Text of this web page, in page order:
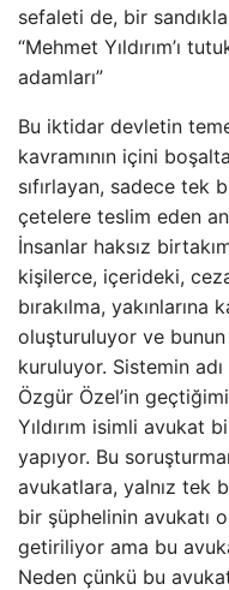
sefaleti de, bir
“Mehmet Yıldırım’ı
adamları”
Bu iktidar devletin
kavramının içini
sıfırlayan, sadece tek
çetelere teslim eden
İnsanlar haksız
kişilerce, içerideki,
bırakılma,
oluşturuluyor ve
kuruluyor. Sistemin adı
Özgür Özel’in
Yıldırım isimli avukat
yapıyor. Bu
avukatlara, yalnız tek
bir şüphelinin avukatı
getiriliyor ama bu
Neden çünkü bu